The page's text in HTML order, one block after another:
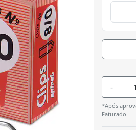
-
*Após
Faturado